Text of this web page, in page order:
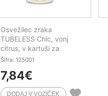
Osvežilec zraka
TUBELESS Chic, vonj
citrus, v kartuši za
dozer, 195 ml
Šifra: 125001
7,84€